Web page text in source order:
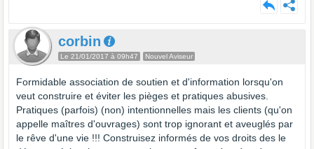
corbin
Le 21/01/2017 à 09h47 Nouvel Aviseur
Formidable association de soutien et d'information lorsqu'on
veut construire et éviter les pièges et pratiques abusives.
Pratiques (parfois) (non) intentionnelles mais les clients (qu'on
appelle maîtres d'ouvrages) sont trop ignorant et aveuglés par
le rêve d'une vie !!! Construisez informés de vos droits des le